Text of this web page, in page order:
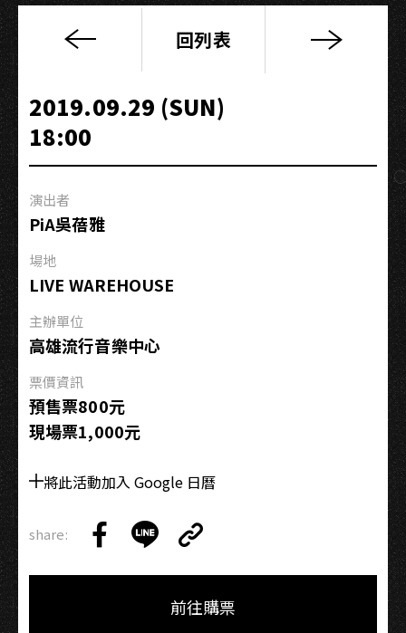
【音
職
人
大
解
槓
生：
假
文
青
工
頭
–
查
回列表
2019.09.29 (SUN)
18:00
演出者
PiA吳蓓雅
場地
LIVE WAREHOUSE
主辦單位
高雄流行音樂中心
票價資訊
預售票800元
現場票1,000元
將此活動加入 Google 日曆
share:
on
on
Link
Copy
前往購票